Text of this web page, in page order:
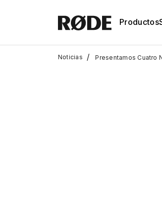
Productos
Noticias / Presentamos Cuatro